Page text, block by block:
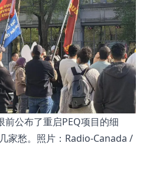
公布了重启PEQ项目的细
家愁。照片：Radio-Canada /